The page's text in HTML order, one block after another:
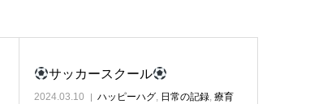
サッカースクール
2024.03.10 ハッピーハグ, 日常の記録, 療育